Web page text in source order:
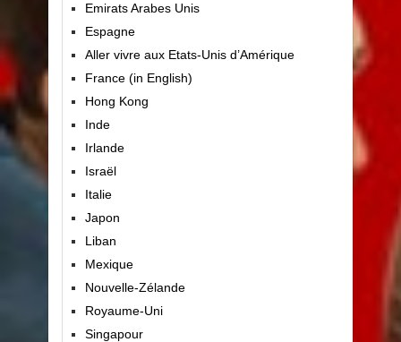
Emirats Arabes Unis
Espagne
Aller vivre aux Etats-Unis d’Amérique
France (in English)
Hong Kong
Inde
Irlande
Israël
Italie
Japon
Liban
Mexique
Nouvelle-Zélande
Royaume-Uni
Singapour